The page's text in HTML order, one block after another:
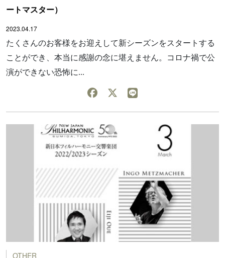
ートマスター）
2023.04.17
たくさんのお客様をお迎えして新シーズンをスタートする
ことができ、本当に感謝の念に堪えません。コロナ禍で公
演ができない恐怖に...
OTHER